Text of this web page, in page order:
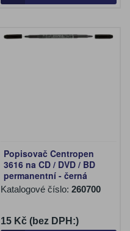
Popisovač Centropen
3616 na CD / DVD / BD
permanentní - černá
Katalogové číslo: 260700
15 Kč (bez DPH:)